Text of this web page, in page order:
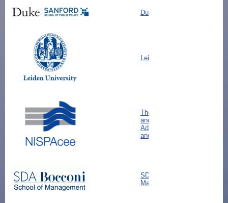
Duke university
Leiden University
The Network of Institutes
and Schools of Public
Administration in Central
and Eastern Europe
SDA Bocconi School of
Management